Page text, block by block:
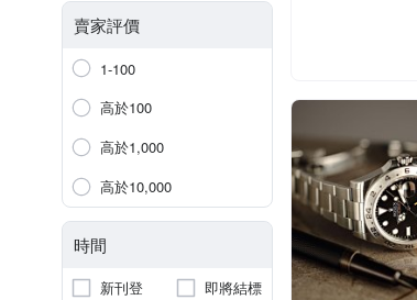
賣家評價
1-100
高於100
高於1,000
高於10,000
時間
新刊登 即將結標